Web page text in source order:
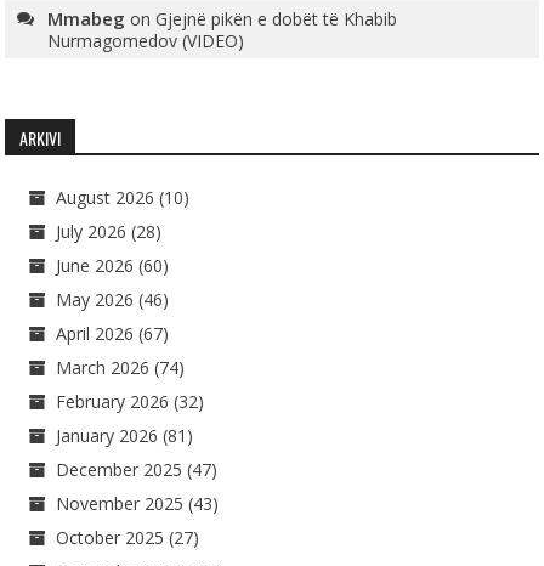
Mmabeg onGjejnë pikën e dobët të Khabib
Nurmagomedov (VIDEO)
ARKIVI
August 2026 (10)
July 2026 (28)
June 2026 (60)
May 2026 (46)
April 2026 (67)
March 2026 (74)
February 2026 (32)
January 2026 (81)
December 2025 (47)
November 2025 (43)
October 2025 (27)